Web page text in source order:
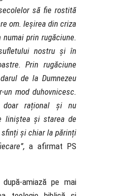
să fie rostită
om. Ieșirea din criza
prin rugăciune.
nostru și în
Prin rugăciune
de la Dumnezeu
mod duhovnicesc.
doar rațional și nu
liniștea și starea de
sfinți și chiar la părinți
a afirmat PS
amiază pe mai